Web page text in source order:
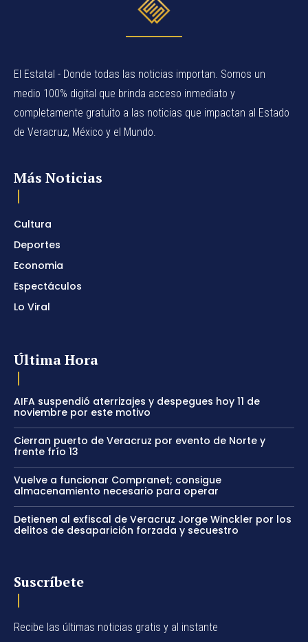
El Estatal - Donde todas las noticias importan. Somos un
medio 100% digital que brinda acceso inmediato y
completamente gratuito a las noticias que impactan al Estado
de Veracruz, México y el Mundo.
Más Noticias
Cultura
Deportes
Economia
Espectáculos
Lo Viral
Última Hora
AIFA suspendió aterrizajes y despegues hoy 11 de
noviembre por este motivo
Cierran puerto de Veracruz por evento de Norte y
frente frío 13
Vuelve a funcionar Compranet; consigue
almacenamiento necesario para operar
Detienen al exfiscal de Veracruz Jorge Winckler por los
delitos de desaparición forzada y secuestro
Suscríbete
Recibe las últimas noticias gratis y al instante